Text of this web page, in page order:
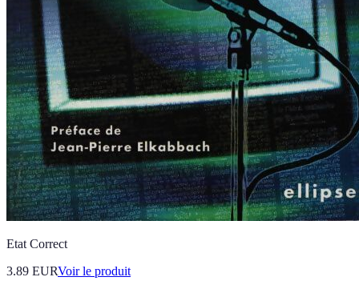
Etat Correct
3.89 EURVoir le produit